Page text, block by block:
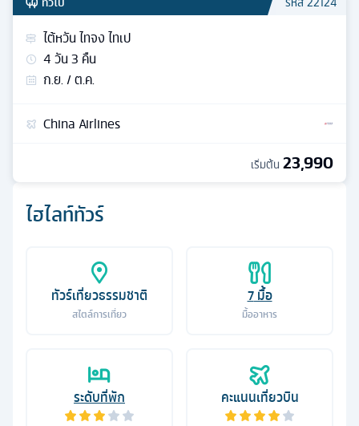
ไฮไลท์ทัวร์
ทัวร์เที่ยวธรรมชาติ
สไตล์การเที่ยว
7มื้อ
มื้ออาหาร
ระดับที่พัก คะแนนเที่ยวบิน
ไต้หวัน ไทจง ไทเป
4วัน3 คืน
ก.ย. / ต.ค.
China Airlines
เริ่มต้น 23,990